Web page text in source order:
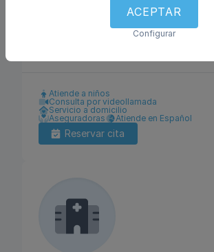
Dietética y nutrición
Dermatología y venereología
Atiende a niños
Consulta por videollamada
Servicio a domicilio
Aseguradoras
Atiende en Español
Reservar cita
ACEPTAR
Configurar